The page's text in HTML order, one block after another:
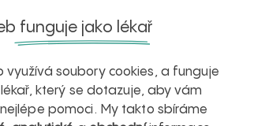
v datech a
Inovativní
léčba
funguje jako lékař
využívá soubory cookies, a funguje
který se dotazuje, aby vám
pomoci. My takto sbíráme